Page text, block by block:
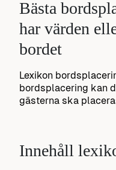
Bästa
har värden
bordet
Lexikon
bordsplacering kan
gästerna ska
Innehåll